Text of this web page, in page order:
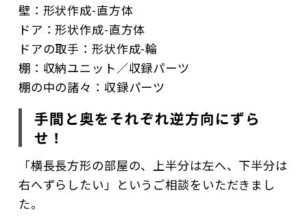
壁：形状作成-直方体
ドア：形状作成-直方体
ドアの取手：形状作成-輪
棚：収納ユニット／収録パーツ
棚の中の諸々：収録パーツ
手間と奥をそれぞれ逆方向にずら
せ！
「横長長方形の部屋の、上半分は左へ、下半分は
右へずらしたい」というご相談をいただきまし
た。